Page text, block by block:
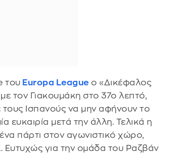
του Europa League ο «Δικέφαλος
τον Γιακουμάκη στο 37ο λεπτό,
Ισπανούς να μην αφήνουν το
ευκαιρία μετά την άλλη. Τελικά η
πάρτι στον αγωνιστικό χώρο,
για την ομάδα του Ραζβάν